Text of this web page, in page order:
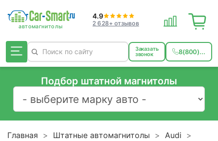
4.9
2 628+ отзывов
Заказать
звонок 8(800)...
Подбор штатной магнитолы
Главная Штатные автомагнитолы
Audi